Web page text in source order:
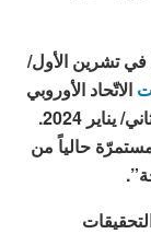
تشرين الأول/
الاتّحاد الأوروبي
على الدجّ وشركاته حيّز التنفيذ في 22 كانون الثاني/ يناير 2024.
حالياً من